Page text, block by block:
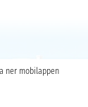
ner mobilappen